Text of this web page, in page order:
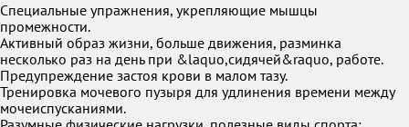
Специальные упражнения, укрепляющие мышцы
промежности.
Активный образ жизни, больше движения, разминка
несколько раз на день при &laquo,сидячей&raquo, работе.
Предупреждение застоя крови в малом тазу.
Тренировка мочевого пузыря для удлинения времени между
мочеиспусканиями.